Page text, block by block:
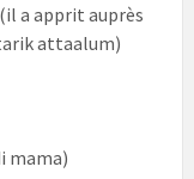
a apprit auprès
attaalum)
mama)